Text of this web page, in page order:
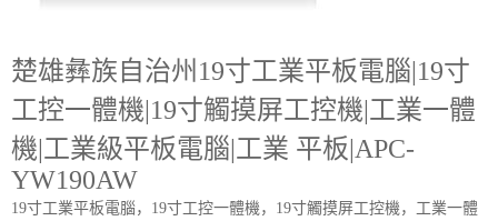
楚雄彝族自治州19寸工業平板電腦|19寸
工控一體機|19寸觸摸屏工控機|工業一體
機|工業級平板電腦|工業 平板|APC-
YW190AW
19寸工業平板電腦，19寸工控一體機，19寸觸摸屏工控機，工業一體